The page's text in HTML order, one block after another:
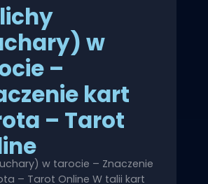
w
–
kart
– Tarot
w tarocie – Znaczenie
– Tarot Online W talii kart